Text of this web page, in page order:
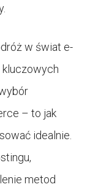
w świat e-
kluczowych
– to jak
idealnie.
metod